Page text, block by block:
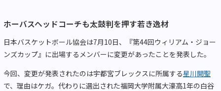
ホーバスヘッドコーチも太鼓判を押す若き逸材
日本バスケットボール協会は7月10日、『第44回ウィリアム・ジョー
ンズカップ』に出場するメンバーに変更があったことを発表した。
今回、変更が発表されたのは宇都宮ブレックスに所属する星川開聖
で、理由はケガ。代わりに選出された福岡大学附属大濠高1年の白谷